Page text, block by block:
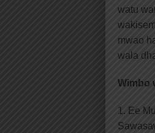
watu
mwao
wala
Wimbo
1. Ee